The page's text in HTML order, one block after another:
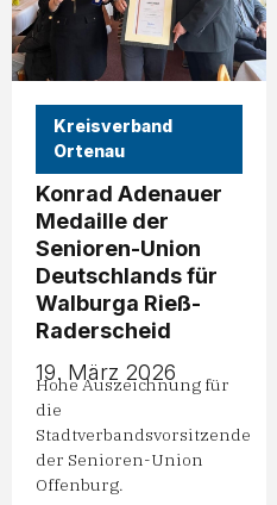
Kreisverband
Ortenau
Konrad Adenauer
Medaille der
Senioren-Union
Deutschlands für
Walburga Rieß-
Raderscheid
19. März 2026
Hohe Auszeichnung für
die
Stadtverbandsvorsitzende
der Senioren-Union
Offenburg.